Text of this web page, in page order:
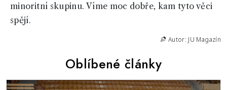
minoritní skupinu. Víme moc dobře, kam tyto věci
spějí.
Autor: JU Magazín
Oblíbené články